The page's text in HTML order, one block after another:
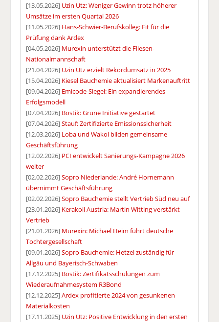
[13.05.2026] Uzin Utz: Weniger Gewinn trotz höherer
Umsätze im ersten Quartal 2026
[11.05.2026] Hans-Schwier-Berufskolleg: Fit für die
Prüfung dank Ardex
[04.05.2026] Murexin unterstützt die Fliesen-
Nationalmannschaft
[21.04.2026] Uzin Utz erzielt Rekordumsatz in 2025
[15.04.2026] Kiesel Bauchemie aktualisiert Markenauftritt
[09.04.2026] Emicode-Siegel: Ein expandierendes
Erfolgsmodell
[07.04.2026] Bostik: Grüne Initiative gestartet
[07.04.2026]Stauf: Zertifizierte Emissionssicherheit
[12.03.2026] Loba und Wakol bilden gemeinsame
Geschäftsführung
[12.02.2026] PCI entwickelt Sanierungs-Kampagne 2026
weiter
[02.02.2026]Sopro Niederlande: André Hornemann
übernimmt Geschäftsführung
[02.02.2026]Sopro Bauchemie stellt Vertrieb Süd neu auf
[23.01.2026] Kerakoll Austria: Martin Witting verstärkt
Vertrieb
[21.01.2026] Murexin: Michael Heim führt deutsche
Tochtergesellschaft
[09.01.2026]Sopro Bauchemie: Hetzel zuständig für
Allgäu und Bayerisch-Schwaben
[17.12.2025] Bostik: Zertifikatsschulungen zum
Wiederaufnahmesystem R3Bond
[12.12.2025]Ardex profitierte 2024 von gesunkenen
Materialkosten
[17.11.2025] Uzin Utz: Positive Entwicklung in den ersten